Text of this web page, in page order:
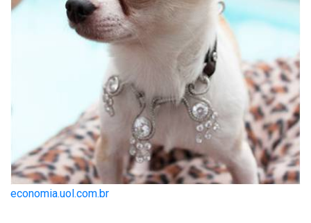
economia.uol.com.br